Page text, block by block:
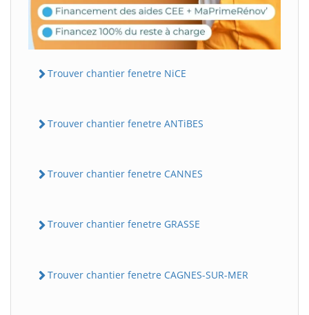
Trouver chantier fenetre NiCE
Trouver chantier fenetre ANTiBES
Trouver chantier fenetre CANNES
Trouver chantier fenetre GRASSE
Trouver chantier fenetre CAGNES-SUR-MER